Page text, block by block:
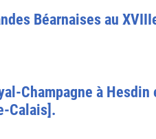
Béarnaises au
Champagne à
Calais].